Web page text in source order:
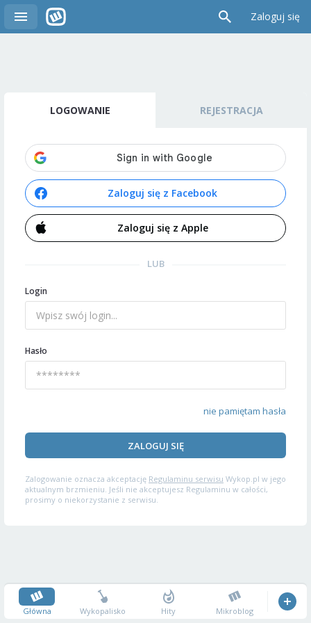
Zaloguj się
LOGOWANIE REJESTRACJA
Zaloguj się z Facebook
Zaloguj się z Apple
LUB
Login
Hasło
nie pamiętam hasła
ZALOGUJ SIĘ
Zalogowanie oznacza akceptację Regulaminu serwisu Wykop.pl w jego
aktualnym brzmieniu. Jeśli nie akceptujesz Regulaminu w całości,
prosimy o niekorzystanie z serwisu.
Główna Wykopalisko Hity Mikroblog